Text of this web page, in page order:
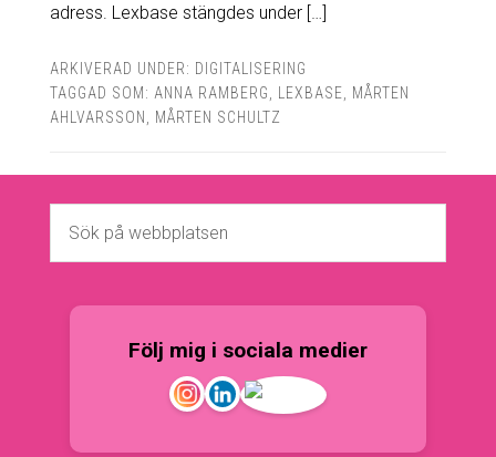
adress. Lexbase stängdes under […]
ARKIVERAD UNDER: DIGITALISERING
TAGGAD SOM: ANNA RAMBERG LEXBASE
MÅRTEN
AHLVARSSON
MÅRTEN SCHULTZ
Följ mig i sociala medier